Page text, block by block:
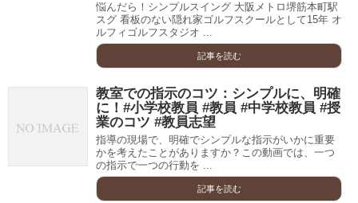
悩んだら！シンプルスイング 大阪メトロ堺筋本町駅
スグ 看板のない隠れ家ゴルフスクールとして15年 オ
ルフィゴルフスタジオ ...
記事を読む
教室での指示のコツ：シンプルに、明確
に！#小学校教員 #教員 #中学校教員 #授
業のコツ #教員志望
指導の現場で、明確でシンプルな指示がいかに重要
かを考えたことがありますか？この動画では、一つ
の指示で一つの行動を ...
記事を読む